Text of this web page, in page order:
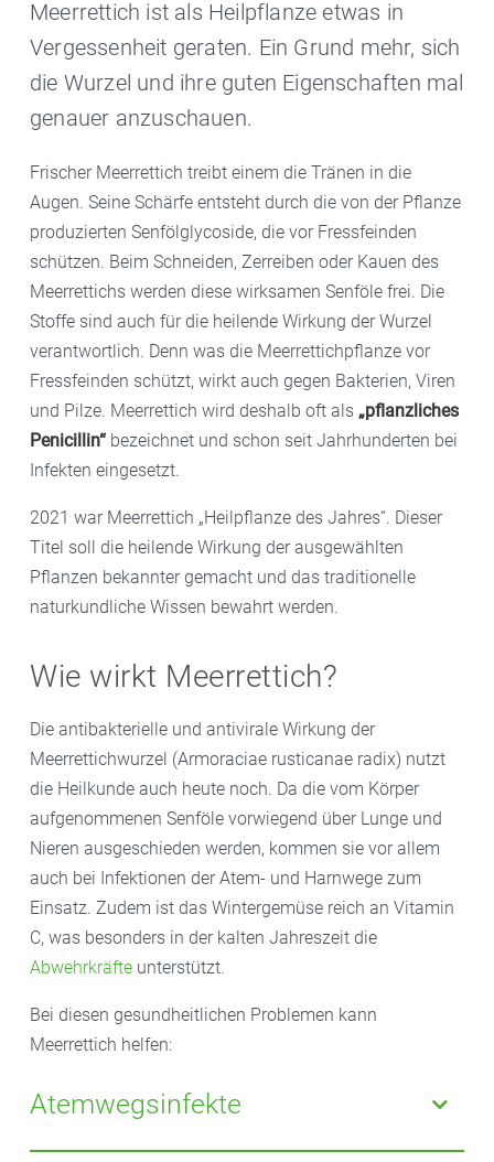
Meerrettich ist als Heilpflanze etwas in
Vergessenheit geraten. Ein Grund mehr, sich
die Wurzel und ihre guten Eigenschaften mal
genauer anzuschauen.
Frischer Meerrettich treibt einem die Tränen in die
Augen. Seine Schärfe entsteht durch die von der Pflanze
produzierten Senfölglycoside, die vor Fressfeinden
schützen. Beim Schneiden, Zerreiben oder Kauen des
Meerrettichs werden diese wirksamen Senföle frei. Die
Stoffe sind auch für die heilende Wirkung der Wurzel
verantwortlich. Denn was die Meerrettichpflanze vor
Fressfeinden schützt, wirkt auch gegen Bakterien, Viren
und Pilze. Meerrettich wird deshalb oft als „pflanzliches
Penicillin“ bezeichnet und schon seit Jahrhunderten bei
Infekten eingesetzt.
2021 war Meerrettich „Heilpflanze des Jahres“. Dieser
Titel soll die heilende Wirkung der ausgewählten
Pflanzen bekannter gemacht und das traditionelle
naturkundliche Wissen bewahrt werden.
Wie wirkt Meerrettich?
Die antibakterielle und antivirale Wirkung der
Meerrettichwurzel (Armoraciae rusticanae radix) nutzt
die Heilkunde auch heute noch. Da die vom Körper
aufgenommenen Senföle vorwiegend über Lunge und
Nieren ausgeschieden werden, kommen sie vor allem
auch bei Infektionen der Atem- und Harnwege zum
Einsatz. Zudem ist das Wintergemüse reich an Vitamin
C, was besonders in der kalten Jahreszeit die
Abwehrkräfte unterstützt.
Bei diesen gesundheitlichen Problemen kann
Meerrettich helfen:
Atemwegsinfekte